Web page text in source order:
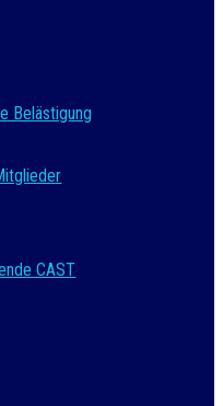
Belästigung
CAST